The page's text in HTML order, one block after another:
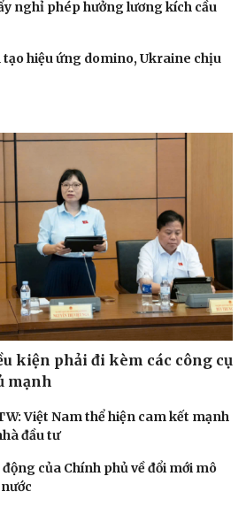
nghỉ phép hưởng lương kích cầu
hiệu ứng domino, Ukraine chịu
kiện phải đi kèm các công cụ
mạnh
Việt Nam thể hiện cam kết mạnh
đầu tư
của Chính phủ về đổi mới mô